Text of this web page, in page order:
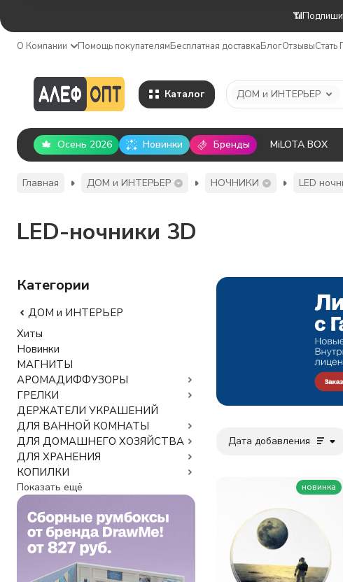
О Компании Помощь покупателямБесплатная доставкаБлогОтзывыСтать
Каталог ДОМ и ИНТЕРЬЕР
Осень 2026 Новинки Бренды MiLOTA BOX
Главная ДОМ и ИНТЕРЬЕР НОЧНИКИ LED
LED-ночники 3D
Дата добавления
новинка
Категории
ДОМ и ИНТЕРЬЕР
Хиты
Новинки
МАГНИТЫ
АРОМАДИФФУЗОРЫ
ГРЕЛКИ
ДЕРЖАТЕЛИ УКРАШЕНИЙ
ДЛЯ ВАННОЙ КОМНАТЫ
ДЛЯ ДОМАШНЕГО ХОЗЯЙСТВА
ДЛЯ ХРАНЕНИЯ
КОПИЛКИ
Показать ещё